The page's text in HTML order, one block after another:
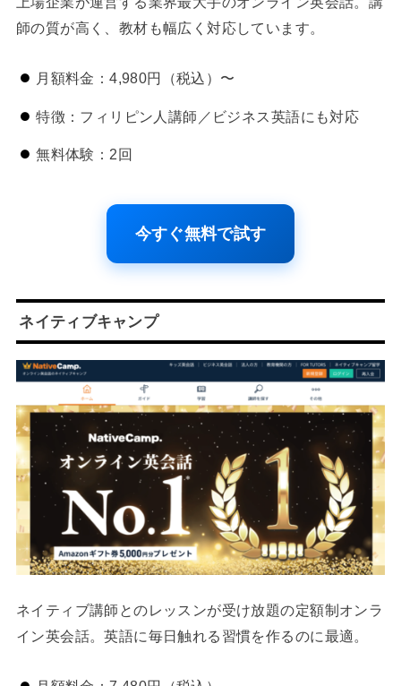
師の質が高く、教材も幅広く対応しています。
月額料金：4,980円（税込）〜
特徴：フィリピン人講師／ビジネス英語にも対応
無料体験：2回
今すぐ無料で試す
ネイティブキャンプ
ネイティブ講師とのレッスンが受け放題の定額制オンラ
イン英会話。英語に毎日触れる習慣を作るのに最適。